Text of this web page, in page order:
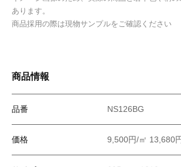
あります。
商品採用の際は現物サンプルをご確認ください
商品情報
品番 NS126BG
価格 9,500円/㎡ 13,680